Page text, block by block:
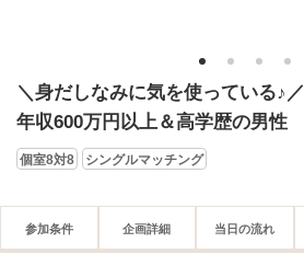
1 2 3 4
＼身だしなみに気を使っている♪／
年収600万円以上＆高学歴の男性
個室8対8 シングルマッチング
参加条件 企画詳細 当日の流れ